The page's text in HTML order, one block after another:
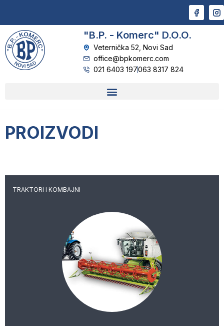
"B.P. - Komerc" D.O.O.
Veternička 52, Novi Sad
office@bpkomerc.com
021 6403 197063 8317 824
PROIZVODI
TRAKTORI I KOMBAJNI